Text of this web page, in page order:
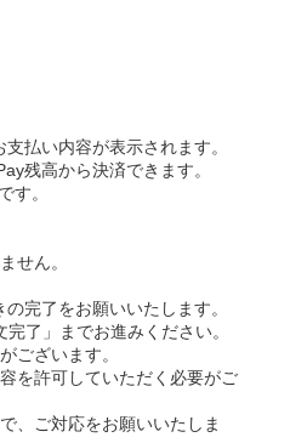
払い内容が表示されます。
残高から決済できます。
す。
せん。
完了をお願いいたします。
了」までお進みください。
ございます。
を許可していただく必要がご
、ご対応をお願いいたしま